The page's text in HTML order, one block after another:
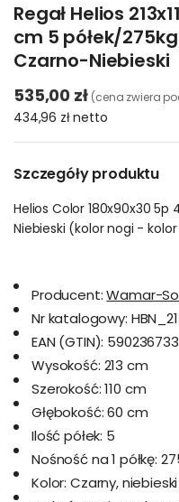
Regał Helios
cm 5 półek/275kg
Czarno-Niebieski
535,00 zł (cena zwiera
434,96 złnetto
Szczegóły produktu
Helios Color 180x90x30
Niebieski (kolor nogi - kolor
Producent: Wamar-
Nr katalogowy:
EAN (GTIN):
Wysokość: 213 cm
Szerokość: 110 cm
Głębokość: 60 cm
Ilość półek: 5
Nośność na 1 półkę:
Kolor: Czarny, niebieski